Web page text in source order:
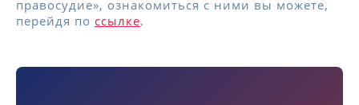
правосудие», ознакомиться с ними вы можете,
перейдя по ссылке.